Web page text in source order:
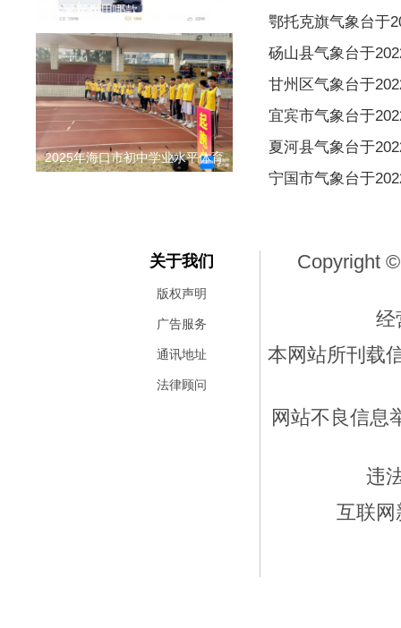
你更喜欢用哪款 AI 搜索？阿里
2025年海口市初中学业水平体育
鄂托克旗气象台于
砀山县气象台于
甘州区气象台于
宜宾市气象台于
夏河县气象台于
宁国市气象台于
关于我们
版权声明
广告服务
通讯地址
法律顾问
Copyright
经
本网站所刊载
网站不良信息
违
互联网